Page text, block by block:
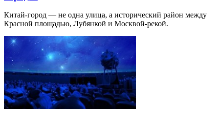
Китай-город — не одна улица, а исторический район между
Красной площадью, Лубянкой и Москвой-рекой.